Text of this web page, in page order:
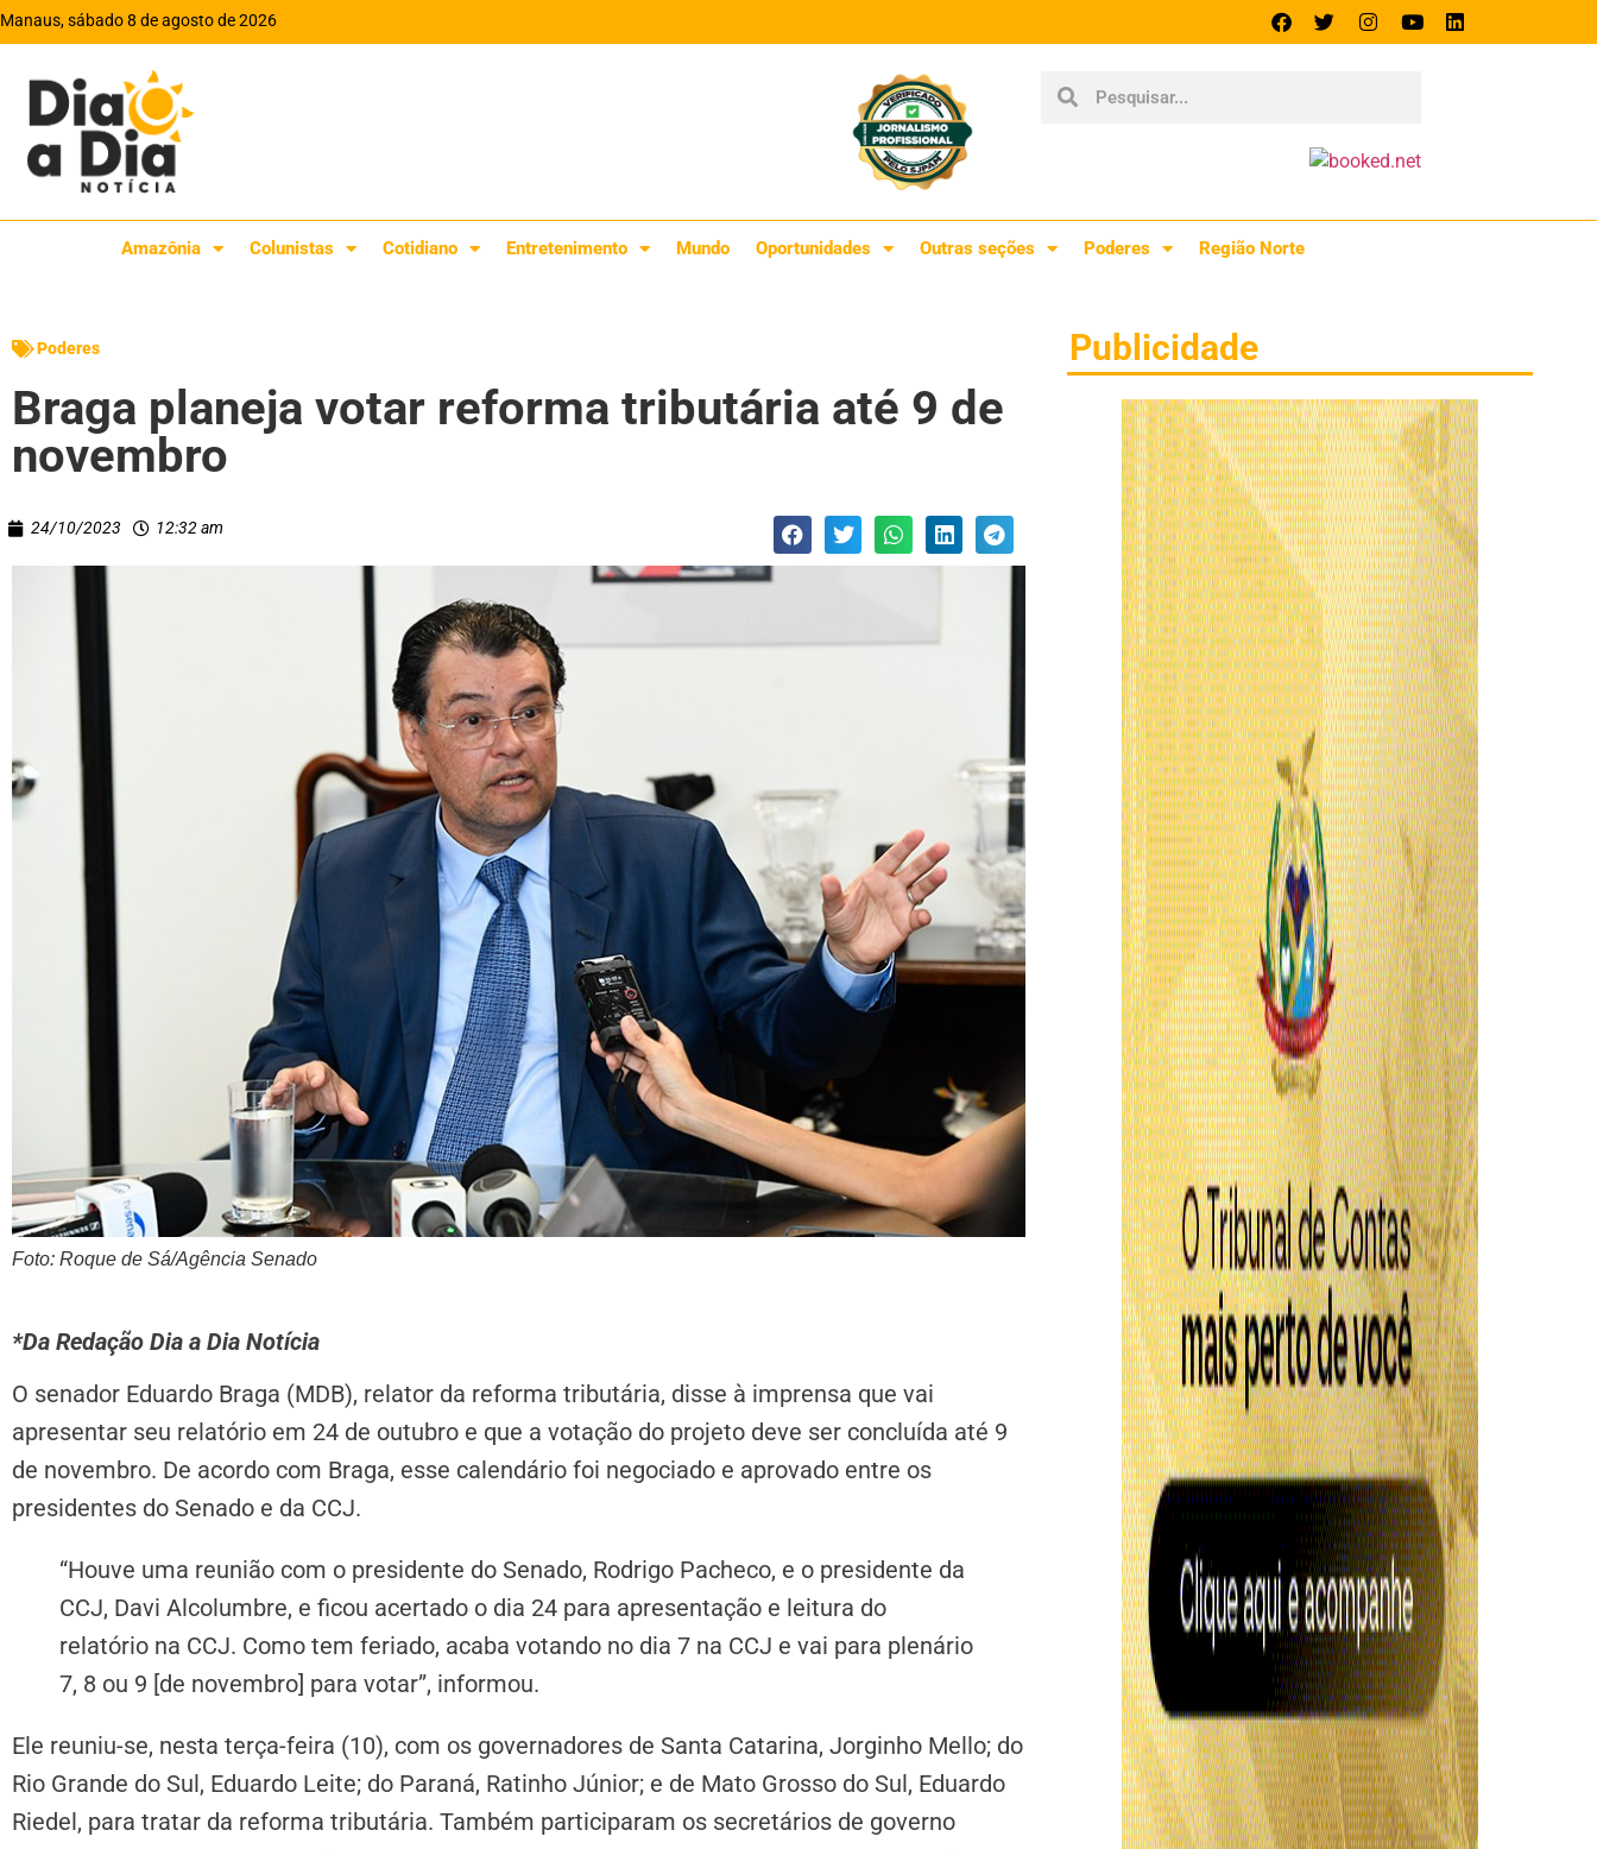
Manaus, sábado 8 de agosto de 2026
Amazônia Colunistas Cotidiano Entretenimento Mundo Oportunidades Outras seções Poderes Região Norte
Poderes
Braga planeja votar reforma tributária até 9 de
novembro
24/10/2023 12:32 am
Foto: Roque de Sá/Agência Senado
*Da Redação Dia a Dia Notícia
O senador Eduardo Braga (MDB), relator da reforma tributária, disse à imprensa que vai
apresentar seu relatório em 24 de outubro e que a votação do projeto deve ser concluída até 9
de novembro. De acordo com Braga, esse calendário foi negociado e aprovado entre os
presidentes do Senado e da CCJ.
“Houve uma reunião com o presidente do Senado, Rodrigo Pacheco, e o presidente da
CCJ, Davi Alcolumbre, e ficou acertado o dia 24 para apresentação e leitura do
relatório na CCJ. Como tem feriado, acaba votando no dia 7 na CCJ e vai para plenário
7, 8 ou 9 [de novembro] para votar”, informou.
Ele reuniu-se, nesta terça-feira (10), com os governadores de Santa Catarina, Jorginho Mello; do
Rio Grande do Sul, Eduardo Leite; do Paraná, Ratinho Júnior; e de Mato Grosso do Sul, Eduardo
Riedel, para tratar da reforma tributária. Também participaram os secretários de governo
Publicidade